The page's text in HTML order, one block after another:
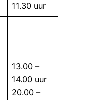
11.30 uur
13.00 –
14.00 uur
20.00 –